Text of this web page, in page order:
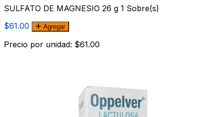
SULFATO DE MAGNESIO 26 g 1 Sobre(s)
$61.00
Agregar
Precio por unidad: $61.00